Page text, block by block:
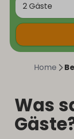
2 Gäste
Home
Was